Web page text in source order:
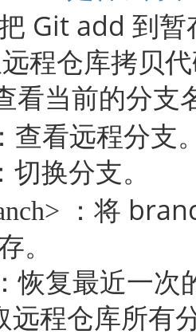
Git add 到暂
远程仓库拷贝
看当前的分支
：查看远程分支
：切换分支。
：将
。
：恢复最近一次
远程仓库所有